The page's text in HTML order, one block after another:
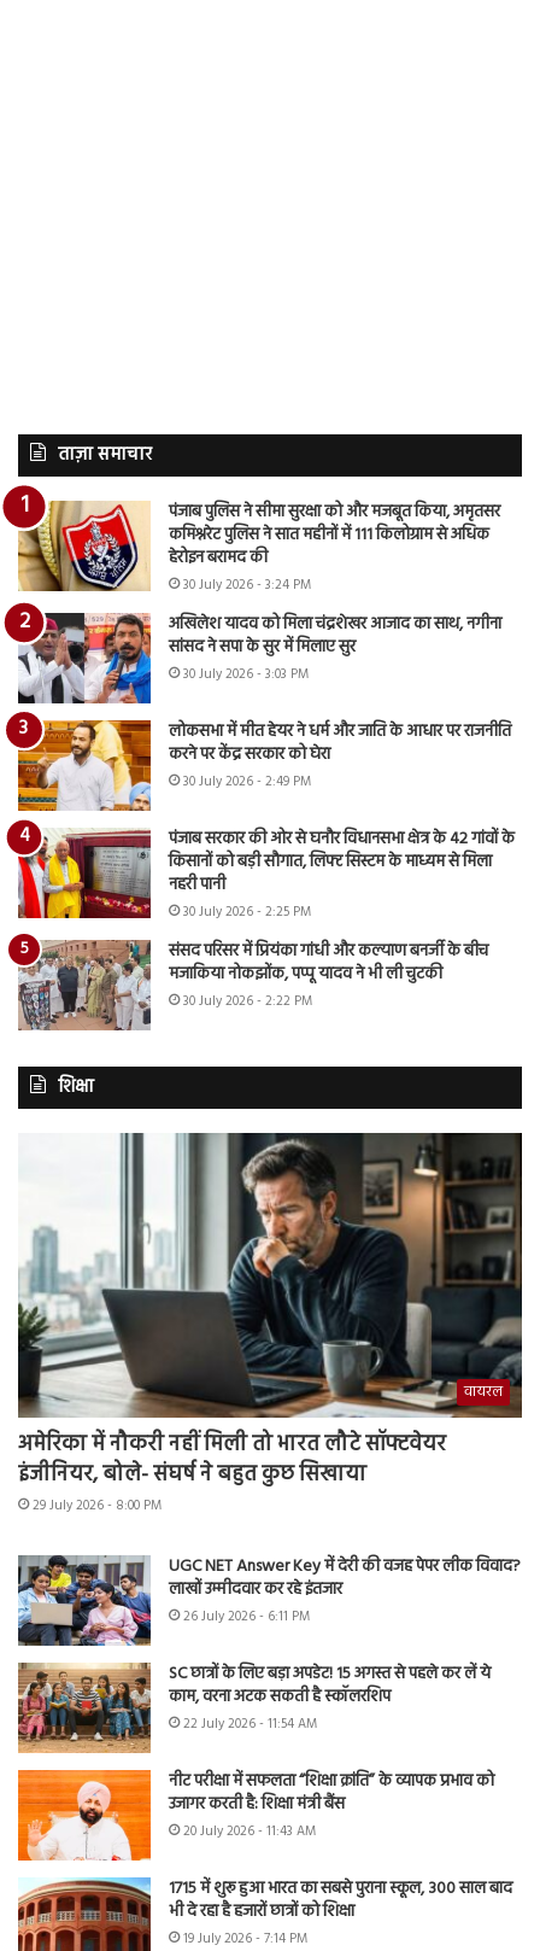
ताज़ा समाचार
पंजाब पुलिस ने सीमा सुरक्षा को और मजबूत किया, अमृतसर
कमिश्नरेट पुलिस ने सात महीनों में 111 किलोग्राम से अधिक
हेरोइन बरामद की
30 July 2026 - 3:24 PM
अखिलेश यादव को मिला चंद्रशेखर आजाद का साथ, नगीना
सांसद ने सपा के सुर में मिलाए सुर
30 July 2026 - 3:03 PM
लोकसभा में मीत हेयर ने धर्म और जाति के आधार पर राजनीति
करने पर केंद्र सरकार को घेरा
30 July 2026 - 2:49 PM
पंजाब सरकार की ओर से घनौर विधानसभा क्षेत्र के 42 गांवों के
किसानों को बड़ी सौगात, लिफ्ट सिस्टम के माध्यम से मिला
नहरी पानी
30 July 2026 - 2:25 PM
संसद परिसर में प्रियंका गांधी और कल्याण बनर्जी के बीच
मजाकिया नोकझोंक, पप्पू यादव ने भी ली चुटकी
30 July 2026 - 2:22 PM
शिक्षा
वायरल
अमेरिका में नौकरी नहीं मिली तो भारत लौटे सॉफ्टवेयर
इंजीनियर, बोले- संघर्ष ने बहुत कुछ सिखाया
29 July 2026 - 8:00 PM
UGC NET Answer Key में देरी की वजह पेपर लीक विवाद?
लाखों उम्मीदवार कर रहे इंतजार
26 July 2026 - 6:11 PM
SC छात्रों के लिए बड़ा अपडेट! 15 अगस्त से पहले कर लें ये
काम, वरना अटक सकती है स्कॉलरशिप
22 July 2026 - 11:54 AM
नीट परीक्षा में सफलता “शिक्षा क्रांति” के व्यापक प्रभाव को
उजागर करती है: शिक्षा मंत्री बैंस
20 July 2026 - 11:43 AM
1715 में शुरू हुआ भारत का सबसे पुराना स्कूल, 300 साल बाद
भी दे रहा है हजारों छात्रों को शिक्षा
19 July 2026 - 7:14 PM